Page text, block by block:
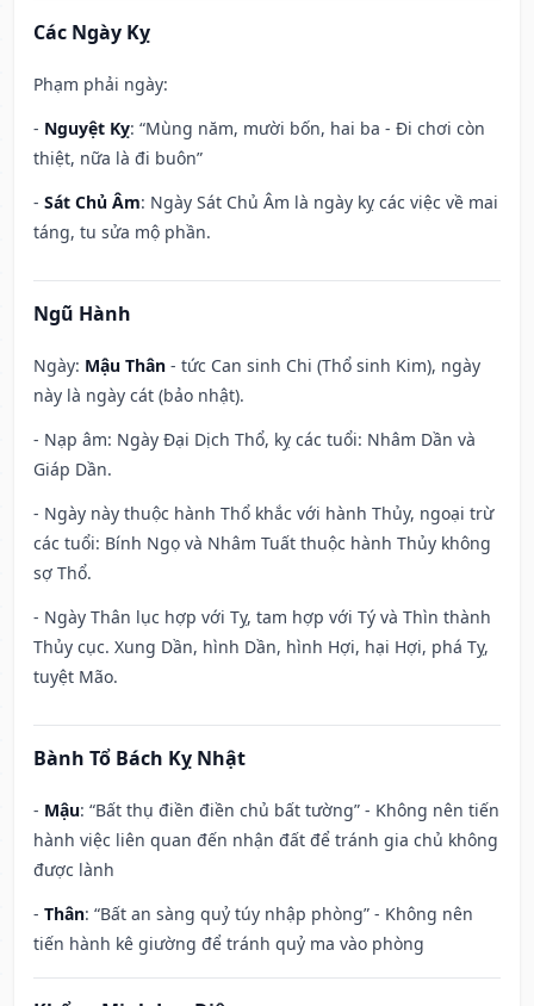
Các Ngày Kỵ
Phạm phải ngày:
- Nguyệt Kỵ: “Mùng năm, mười bốn, hai ba - Đi chơi còn
thiệt, nữa là đi buôn”
- Sát Chủ Âm: Ngày Sát Chủ Âm là ngày kỵ các việc về mai
táng, tu sửa mộ phần.
Ngũ Hành
Ngày: Mậu Thân - tức Can sinh Chi (Thổ sinh Kim), ngày
này là ngày cát (bảo nhật).
- Nạp âm: Ngày Đại Dịch Thổ, kỵ các tuổi: Nhâm Dần và
Giáp Dần.
- Ngày này thuộc hành Thổ khắc với hành Thủy, ngoại trừ
các tuổi: Bính Ngọ và Nhâm Tuất thuộc hành Thủy không
sợ Thổ.
- Ngày Thân lục hợp với Tỵ, tam hợp với Tý và Thìn thành
Thủy cục. Xung Dần, hình Dần, hình Hợi, hại Hợi, phá Tỵ,
tuyệt Mão.
Bành Tổ Bách Kỵ Nhật
- Mậu: “Bất thụ điền điền chủ bất tường” - Không nên tiến
hành việc liên quan đến nhận đất để tránh gia chủ không
được lành
- Thân: “Bất an sàng quỷ túy nhập phòng” - Không nên
tiến hành kê giường để tránh quỷ ma vào phòng